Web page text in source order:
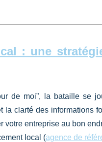
: une
de moi”, la bataille se
clarté des informations
votre entreprise au bon
local (agence de